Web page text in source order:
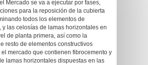
Mercado se va a ejecutar por fases,
para la reposición de la cubierta
todos los elementos de
y las celosías de lamas horizontales en
de planta primera, así como la
resto de elementos constructivos
mercado que contienen fibrocemento y
lamas horizontales dispuestas en las